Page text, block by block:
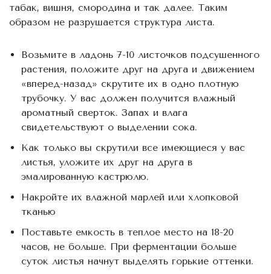
табак, вишня, смородина и так далее. Таким
образом не разрушается структура листа.
Возьмите в ладонь 7-10 листочков подсушенного
растения, положите друг на друга и движением
«вперед-назад» скрутите их в одно плотную
трубочку. У вас должен получится влажный
ароматный сверток. Запах и влага
свидетельствуют о выделении сока.
Как только вы скрутили все имеющиеся у вас
листья, уложите их друг на друга в
эмалированную кастрюлю.
Накройте их влажной марлей или хлопковой
тканью
Поставьте емкость в теплое место на 18-20
часов, не больше. При ферментации больше
суток листья начнут выделять горькие оттенки.